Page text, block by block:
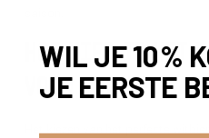
HOE KIES JE HET
VOOR JOUW
WIL JE 10%
JE EERSTE